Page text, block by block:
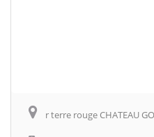
r terre rouge CHATEAU